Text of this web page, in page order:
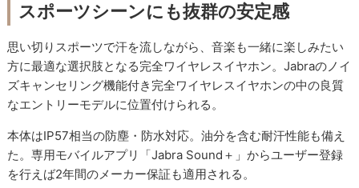
スポーツシーンにも抜群の安定感
思い切りスポーツで汗を流しながら、音楽も一緒に楽しみたい
方に最適な選択肢となる完全ワイヤレスイヤホン。Jabraのノイ
ズキャンセリング機能付き完全ワイヤレスイヤホンの中の良質
なエントリーモデルに位置付けられる。
本体はIP57相当の防塵・防水対応。油分を含む耐汗性能も備え
た。専用モバイルアプリ「Jabra Sound＋」からユーザー登録
を行えば2年間のメーカー保証も適用される。